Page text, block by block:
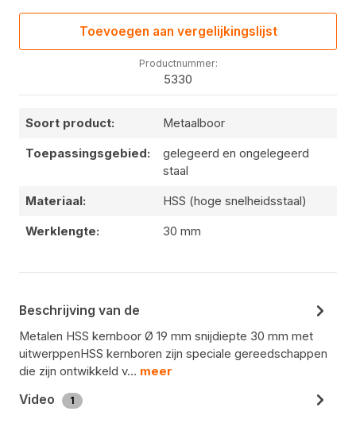
Toevoegen aan vergelijkingslijst
Productnummer:
5330
Soort product: Metaalboor
Toepassingsgebied:
gelegeerd en ongelegeerd
staal
Materiaal: HSS (hoge snelheidsstaal)
Werklengte: 30 mm
Beschrijving van de
Metalen HSS kernboor Ø 19 mm snijdiepte 30 mm met
uitwerppenHSS kernboren zijn speciale gereedschappen
die zijn ontwikkeld v… meer
Video 1